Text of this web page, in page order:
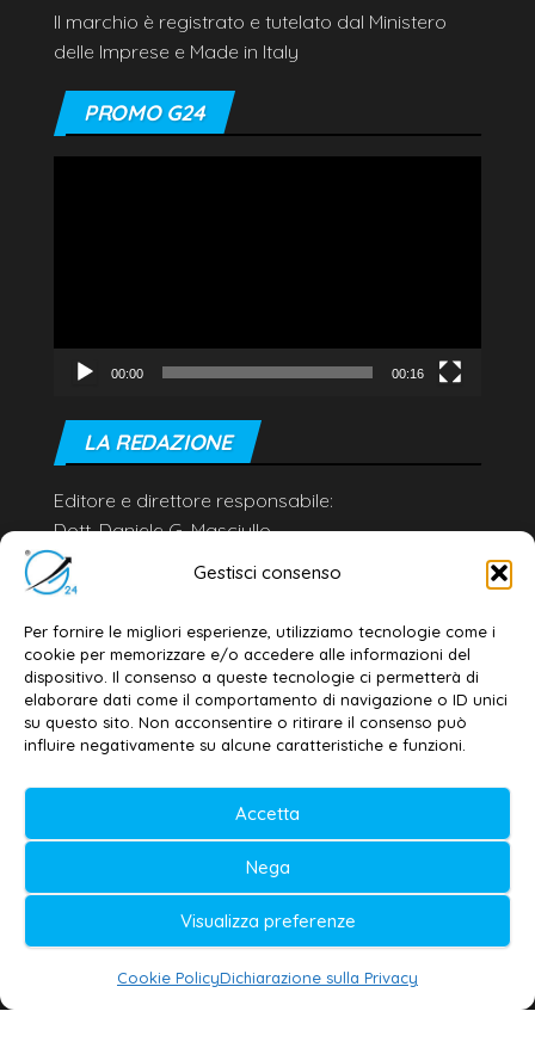
Gestisci consenso
Per fornire le migliori esperienze, utilizziamo tecnologie come i
cookie per memorizzare e/o accedere alle informazioni del
dispositivo. Il consenso a queste tecnologie ci permetterà di
elaborare dati come il comportamento di navigazione o ID unici
su questo sito. Non acconsentire o ritirare il consenso può
influire negativamente su alcune caratteristiche e funzioni.
Accetta
Nega
Visualizza preferenze
Cookie PolicyDichiarazione sulla Privacy
Il marchio è registrato e tutelato dal Ministero
delle Imprese e Made in Italy
PROMO G24
00:00 00:16
LA REDAZIONE
Editore e direttore responsabile:
Dott. Daniele G. Masciullo
Email:
redazione@galatina24.it
Privacy policy–Cookie policy
© 2020-2026 | Galatina24 ®
Testata iscritta al n. 11/2020 Registro della
Stampa Tribunale di Lecce
Editore e direttore responsabile:
Daniele G. Masciullo
Galatina24 è marchio registrato dal Ministero
delle Imprese